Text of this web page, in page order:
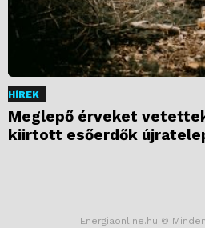
HÍREK
Meglepő érveket
kiirtott esőerdők
Energiaonline.hu ©